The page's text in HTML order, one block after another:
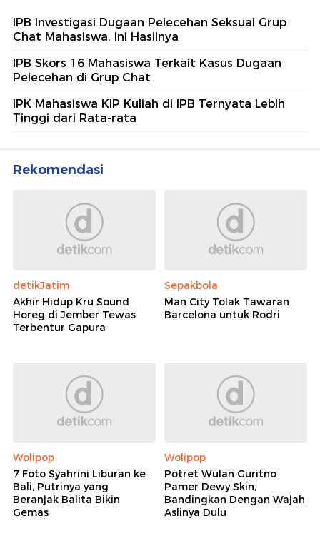
IPB Investigasi Dugaan Pelecehan Seksual Grup
Chat Mahasiswa, Ini Hasilnya
IPB Skors 16 Mahasiswa Terkait Kasus Dugaan
Pelecehan di Grup Chat
IPK Mahasiswa KIP Kuliah di IPB Ternyata Lebih
Tinggi dari Rata-rata
Rekomendasi
detikJatim
Akhir Hidup Kru Sound
Horeg di Jember Tewas
Terbentur Gapura
Sepakbola
Man City Tolak Tawaran
Barcelona untuk Rodri
Wolipop
7 Foto Syahrini Liburan ke
Bali, Putrinya yang
Beranjak Balita Bikin
Gemas
Wolipop
Potret Wulan Guritno
Pamer Dewy Skin,
Bandingkan Dengan Wajah
Aslinya Dulu